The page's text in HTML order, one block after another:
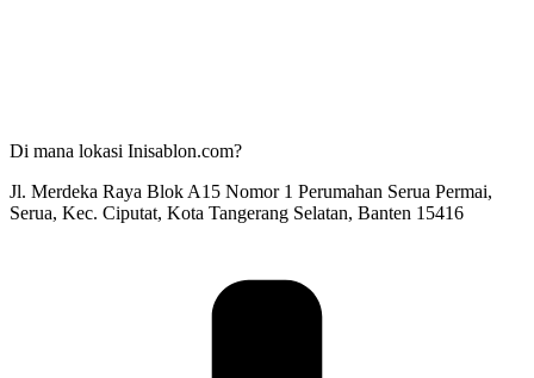
Di mana lokasi Inisablon.com?
Jl. Merdeka Raya Blok A15 Nomor 1 Perumahan Serua Permai,
Serua, Kec. Ciputat, Kota Tangerang Selatan, Banten 15416